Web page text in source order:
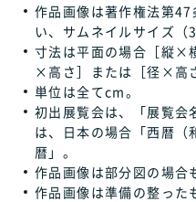
作品画像は著作権法第
い、サムネイルサイズ（
寸法は平面の場合［縦×
×高さ］または［径×高
単位は全てcm。
初出展覧会は、「展覧会
は、日本の場合「西暦（
暦」。
作品画像は部分図の場合
作品画像は準備の整った